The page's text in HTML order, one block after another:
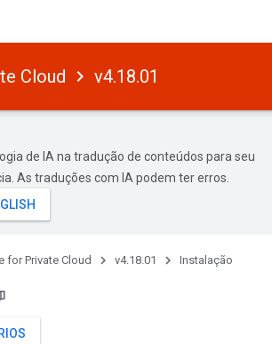
Cloud v4.18.01
de IA na tradução de conteúdos para seu
As traduções com IA podem ter erros.
for Private Cloud v4.18.01 Instalação